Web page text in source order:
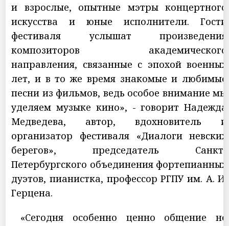
и взрослые, опытные мэтры концертного
искусства и юные исполнители. Гости
фестиваля услышат произведения
композиторов академического
направления, связанные с эпохой военных
лет, и в то же время знакомые и любимые
песни из фильмов, ведь особое внимание мы
уделяем музыке кино», - говорит Надежда
Медведева, автор, вдохновитель и
организатор фестиваля «Диалоги невских
берегов», председатель Санкт-
Петербургского объединения фортепианных
дуэтов, пианистка, профессор РГПУ им. А. И.
Герцена.
«Сегодня особенно ценно общение не